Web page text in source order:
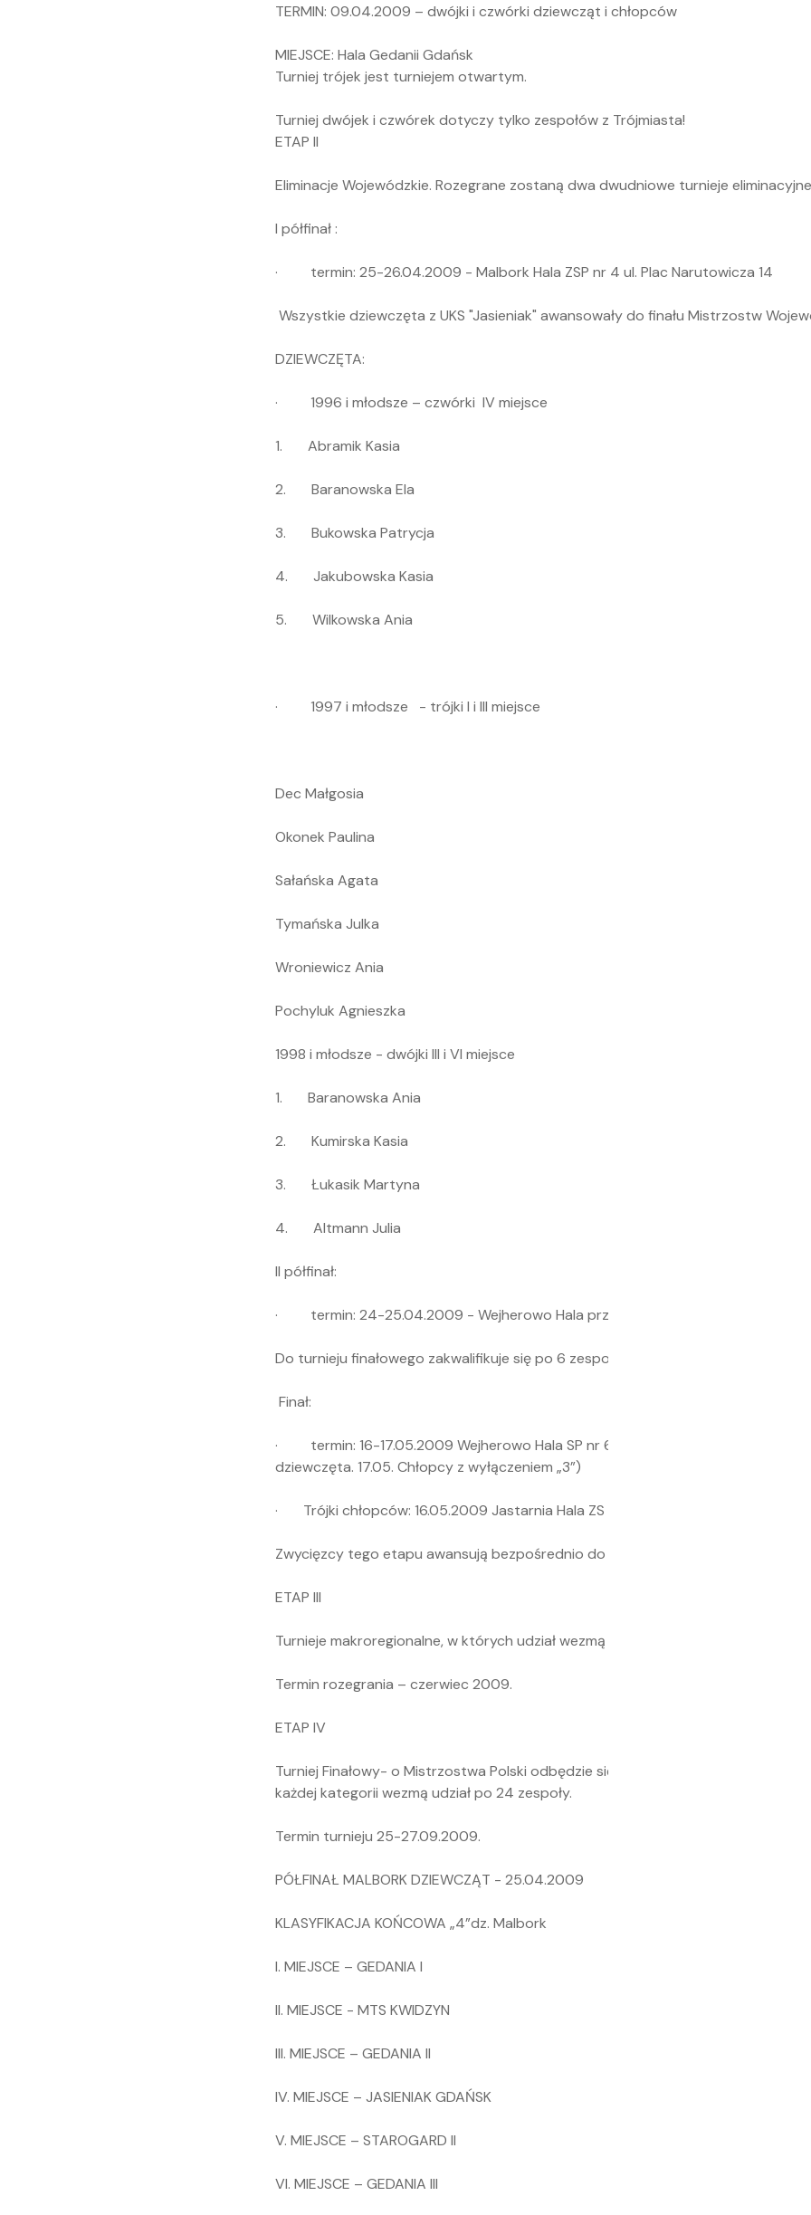
TERMIN: 09.04.2009 – dwójki i czwórki dziewcząt i chłopców
MIEJSCE: Hala Gedanii Gdańsk
Turniej trójek jest turniejem otwartym.
Turniej dwójek i czwórek dotyczy tylko zespołów z Trójmiasta!
ETAP II
Eliminacje Wojewódzkie. Rozegrane zostaną dwa dwudniowe turnieje
I półfinał :
· termin: 25-26.04.2009 - Malbork Hala ZSP nr 4 ul. Plac Narutowicza 14
Wszystkie dziewczęta z UKS "Jasieniak" awansowały do finału Mistrzostw
DZIEWCZĘTA:
· 1996 i młodsze – czwórki IV miejsce
1. Abramik Kasia
2. Baranowska Ela
3. Bukowska Patrycja
4. Jakubowska Kasia
5. Wilkowska Ania
· 1997 i młodsze - trójki I i III miejsce
Dec Małgosia
Okonek Paulina
Sałańska Agata
Tymańska Julka
Wroniewicz Ania
Pochyluk Agnieszka
1998 i młodsze - dwójki III i VI miejsce
1. Baranowska Ania
2. Kumirska Kasia
3. Łukasik Martyna
4. Altmann Julia
II półfinał:
· termin: 24-25.04.2009 - Wejherowo Hala przy SP nr 6 ul. Śmiechowska 32
Do turnieju finałowego zakwalifikuje się po 6 zespołów z półfinałów
Finał:
· termin: 16-17.05.2009 Wejherowo Hala SP nr 6 ul. Śmiechowska 32, godz.1000
dziewczęta. 17.05. Chłopcy z wyłączeniem „3”)
· Trójki chłopców: 16.05.2009 Jastarnia Hala ZS ul. Stelmaszczyka 4, godz.1100
Zwycięzcy tego etapu awansują bezpośrednio do etapu IV.
ETAP III
Turnieje makroregionalne, w których udział wezmą drużyny z II i III miejsc w
Termin rozegrania – czerwiec 2009.
ETAP IV
Turniej Finałowy- o Mistrzostwa Polski odbędzie się w Zabrzu w systemie
każdej kategorii wezmą udział po 24 zespoły.
Termin turnieju 25-27.09.2009.
PÓŁFINAŁ MALBORK DZIEWCZĄT - 25.04.2009
KLASYFIKACJA KOŃCOWA „4”dz. Malbork
I. MIEJSCE – GEDANIA I
II. MIEJSCE - MTS KWIDZYN
III. MIEJSCE – GEDANIA II
IV. MIEJSCE – JASIENIAK GDAŃSK
V. MIEJSCE – STAROGARD II
VI. MIEJSCE – GEDANIA III